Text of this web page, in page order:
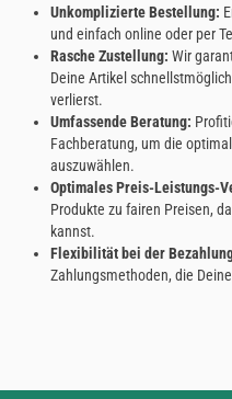
Unkomplizierte Bestellung:
und einfach online oder per
Rasche Zustellung: Wir
Deine Artikel
verlierst.
Umfassende Beratung:
Fachberatung, um die
auszuwählen.
Optimales Preis-Leistungs-
Produkte zu fairen Preisen,
kannst.
Flexibilität bei der
Zahlungsmethoden, die